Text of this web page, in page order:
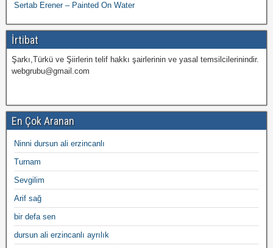
Sertab Erener – Painted On Water
İrtibat
Şarkı,Türkü ve Şiirlerin telif hakkı şairlerinin ve yasal temsilcilerinindir.
webgrubu@gmail.com
En Çok Aranan
Ninni dursun ali erzincanlı
Turnam
Sevgilim
Arif sağ
bir defa sen
dursun ali erzincanlı ayrılık